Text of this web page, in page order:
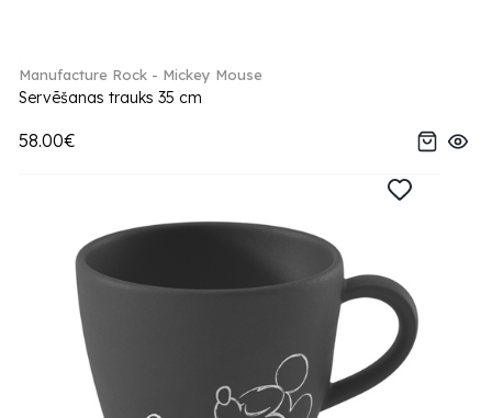
Manufacture Rock - Mickey Mouse
Servēšanas trauks 35 cm
58.00€